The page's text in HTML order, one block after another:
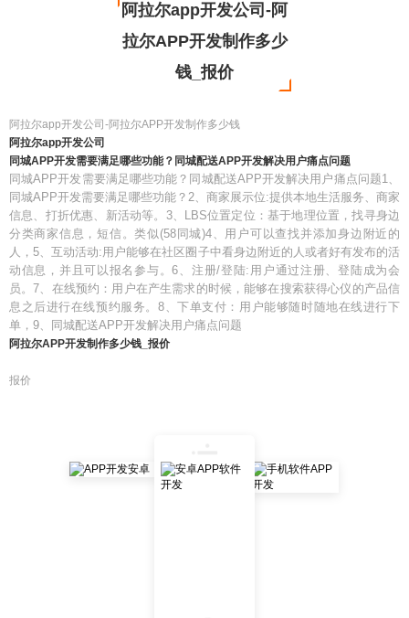
阿拉尔app开发公司-阿
拉尔APP开发制作多少
钱_报价
阿拉尔app开发公司-阿拉尔APP开发制作多少钱
阿拉尔app开发公司
同城APP开发需要满足哪些功能？同城配送APP开发解决用户痛点问题
同城APP开发需要满足哪些功能？同城配送APP开发解决用户痛点问题1、
同城APP开发需要满足哪些功能？2、商家展示位:提供本地生活服务、商家
信息、打折优惠、新活动等。3、LBS位置定位：基于地理位置，找寻身边
分类商家信息，短信。类似(58同城)4、用户可以查找并添加身边附近的
人，5、互动活动:用户能够在社区圈子中看身边附近的人或者好有发布的活
动信息，并且可以报名参与。6、注册/登陆:用户通过注册、登陆成为会
员。7、在线预约：用户在产生需求的时候，能够在搜索获得心仪的产品信
息之后进行在线预约服务。8、下单支付：用户能够随时随地在线进行下
单，9、同城配送APP开发解决用户痛点问题
阿拉尔APP开发制作多少钱_报价
报价